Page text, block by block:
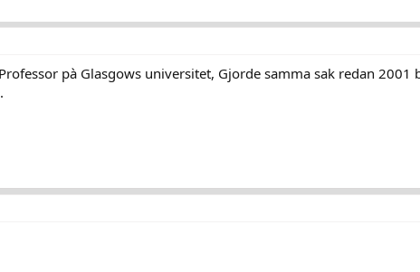
pà Glasgows universitet, Gjorde samma sak redan 2001